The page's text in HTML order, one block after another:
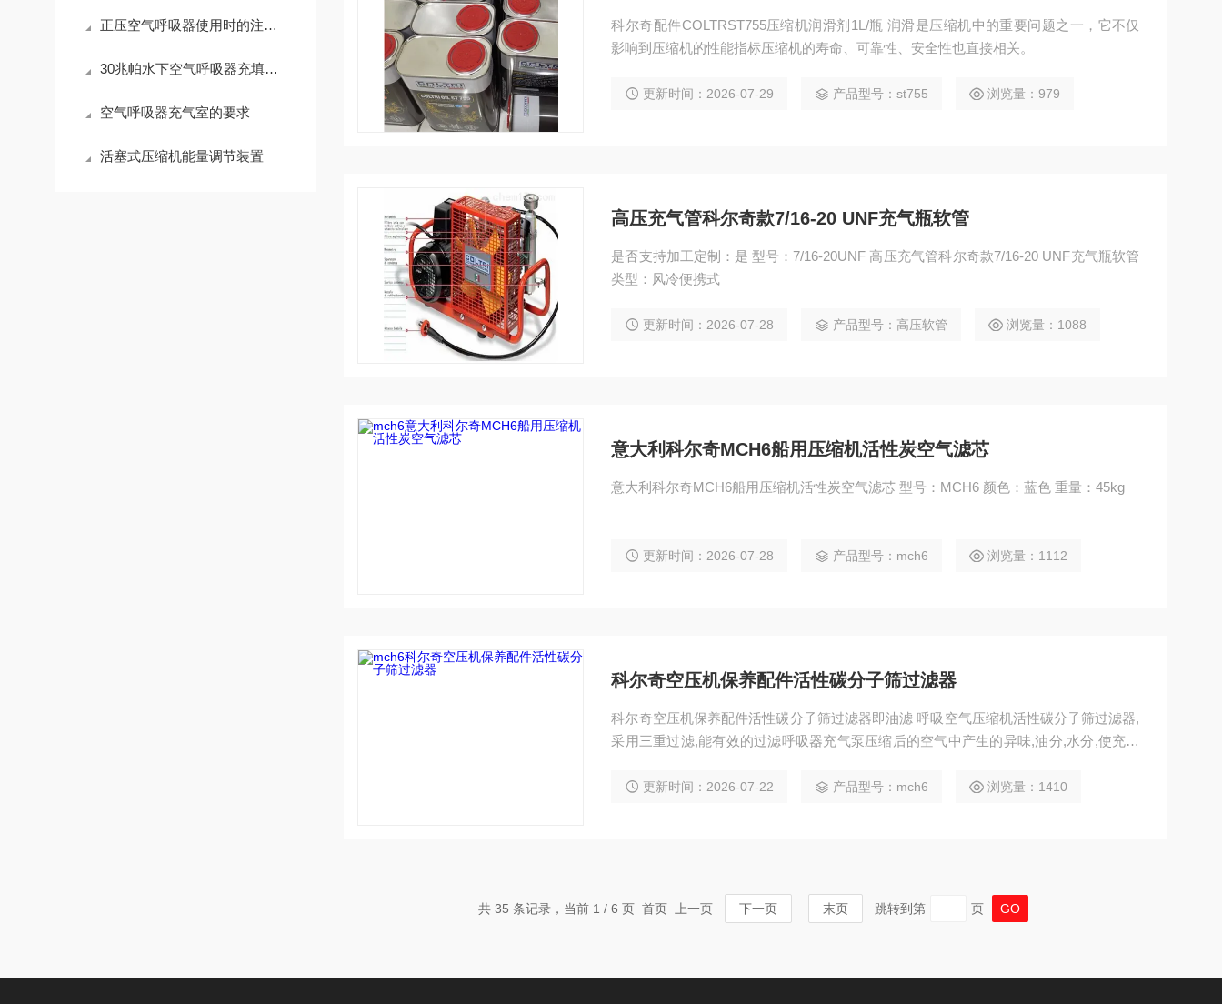
正压空气呼吸器使用时的注意事项
30兆帕水下空气呼吸器充填泵的应用
空气呼吸器充气室的要求
活塞式压缩机能量调节装置
科尔奇配件COLTRST755压缩机润滑剂1L/瓶 润滑是压缩机中的重要问题之一，它不仅
影响到压缩机的性能指标压缩机的寿命、可靠性、安全性也直接相关。
更新时间：2026-07-29 产品型号：st755 浏览量：979
高压充气管科尔奇款7/16-20 UNF充气瓶软管
是否支持加工定制：是 型号：7/16-20UNF 高压充气管科尔奇款7/16-20 UNF充气瓶软管
类型：风冷便携式
更新时间：2026-07-28 产品型号：高压软管 浏览量：1088
意大利科尔奇MCH6船用压缩机活性炭空气滤芯
意大利科尔奇MCH6船用压缩机活性炭空气滤芯 型号：MCH6 颜色：蓝色 重量：45kg
更新时间：2026-07-28 产品型号：mch6 浏览量：1112
科尔奇空压机保养配件活性碳分子筛过滤器
科尔奇空压机保养配件活性碳分子筛过滤器即油滤 呼吸空气压缩机活性碳分子筛过滤器,
采用三重过滤,能有效的过滤呼吸器充气泵压缩后的空气中产生的异味,油分,水分,使充往
更新时间：2026-07-22 产品型号：mch6 浏览量：1410
共 35 条记录，当前 1 / 6 页 首页 上一页 下一页 末页 跳转到第 页